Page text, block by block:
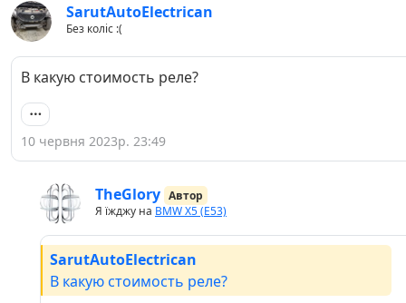
SarutAutoElectrican
Без коліс :(
В какую стоимость реле?
10 червня 2023р. 23:49
TheGlory Автор
Я їжджу на BMW X5 (E53)
SarutAutoElectrican
В какую стоимость реле?